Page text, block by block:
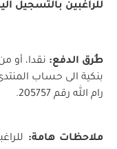
للراغبين بالتسجيل
طُرق الدفع: نقدا، أو
بنكية الى حساب
رام الله رقم 205757.
ملاحظات هامة: